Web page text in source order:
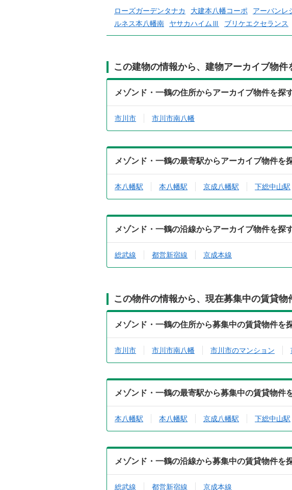
ローズガーデンタナカ 大建本八幡コーポ アーバンレ
ルネス本八幡南
ヤサカハイムⅢ ブリケエクセランス
この建物の情報から、建物アーカイブ物件
メゾンド・一鶴の住所からアーカイブ物件を探
市川市 市川市南八幡
メゾンド・一鶴の最寄駅からアーカイブ物件を
本八幡駅 本八幡駅 京成八幡駅 下総中山駅
メゾンド・一鶴の沿線からアーカイブ物件を探
総武線 都営新宿線 京成本線
この物件の情報から、現在募集中の賃貸物
メゾンド・一鶴の住所から募集中の賃貸物件を
市川市 市川市南八幡 市川市のマンション
メゾンド・一鶴の最寄駅から募集中の賃貸物件
本八幡駅 本八幡駅 京成八幡駅 下総中山駅
メゾンド・一鶴の沿線から募集中の賃貸物件を
総武線 都営新宿線 京成本線